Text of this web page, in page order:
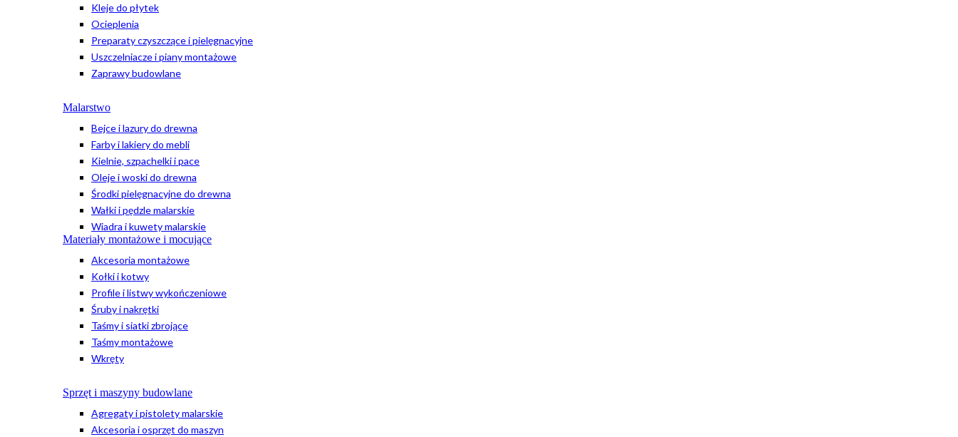
Kleje do płytek
Ocieplenia
Preparaty czyszczące i pielęgnacyjne
Uszczelniacze i piany montażowe
Zaprawy budowlane
Malarstwo
Bejce i lazury do drewna
Farby i lakiery do mebli
Kielnie, szpachelki i pace
Oleje i woski do drewna
Środki pielęgnacyjne do drewna
Wałki i pędzle malarskie
Wiadra i kuwety malarskie
Materiały montażowe i mocujące
Akcesoria montażowe
Kołki i kotwy
Profile i listwy wykończeniowe
Śruby i nakrętki
Taśmy i siatki zbrojące
Taśmy montażowe
Wkręty
Sprzęt i maszyny budowlane
Agregaty i pistolety malarskie
Akcesoria i osprzęt do maszyn